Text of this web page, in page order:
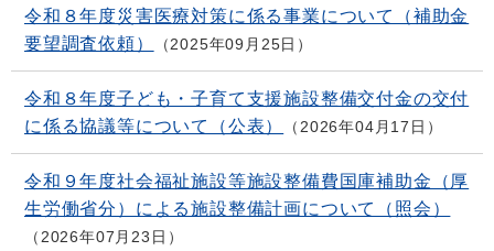
令和８年度災害医療対策に係る事業について（補助金
要望調査依頼）
2025年09月25日
令和８年度子ども・子育て支援施設整備交付金の交付
に係る協議等について（公表）
2026年04月17日
令和９年度社会福祉施設等施設整備費国庫補助金（厚
生労働省分）による施設整備計画について（照会）
2026年07月23日